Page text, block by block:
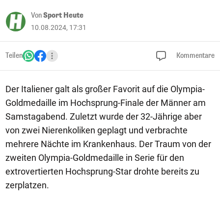
VonSport Heute
10.08.2024, 17:31
Teilen Kommentare
Der Italiener galt als großer Favorit auf die Olympia-
Goldmedaille im Hochsprung-Finale der Männer am
Samstagabend. Zuletzt wurde der 32-Jährige aber
von zwei Nierenkoliken geplagt und verbrachte
mehrere Nächte im Krankenhaus. Der Traum von der
zweiten Olympia-Goldmedaille in Serie für den
extrovertierten Hochsprung-Star drohte bereits zu
zerplatzen.